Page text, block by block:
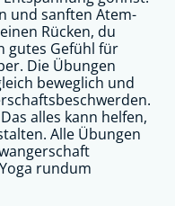
und sanften Atem-
Rücken, du
gutes Gefühl für
Die Übungen
beweglich und
alles kann helfen,
Alle Übungen
rundum